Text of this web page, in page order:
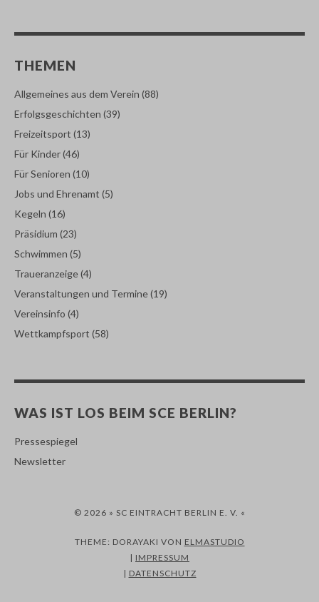
THEMEN
Allgemeines aus dem Verein (88)
Erfolgsgeschichten (39)
Freizeitsport (13)
Für Kinder(46)
Für Senioren (10)
Jobs und Ehrenamt (5)
Kegeln (16)
Präsidium (23)
Schwimmen (5)
Traueranzeige(4)
Veranstaltungen und Termine(19)
Vereinsinfo (4)
Wettkampfsport (58)
WAS IST LOS BEIM SCE BERLIN?
Pressespiegel
Newsletter
© 2026 » SC EINTRACHT BERLIN E. V. «
THEME: DORAYAKI VON ELMASTUDIO
| IMPRESSUM
| DATENSCHUTZ